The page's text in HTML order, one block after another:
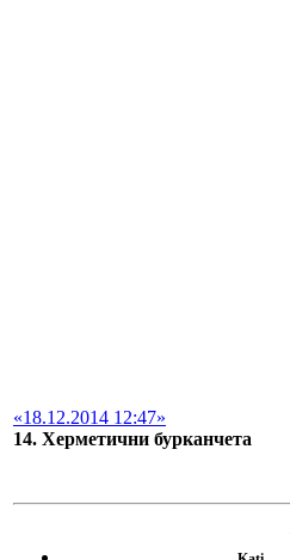
«18.12.2014 12:47»
14. Херметични бурканчета